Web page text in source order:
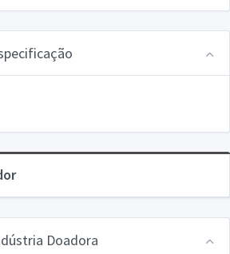
Doadora